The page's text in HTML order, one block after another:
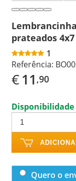
prateados
1
Referência:
€11 ,90
Quero o